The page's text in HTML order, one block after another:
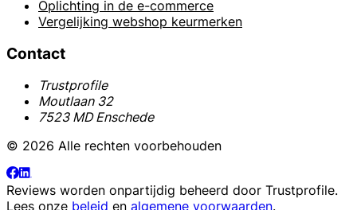
Oplichting in de e-commerce
Vergelijking webshop keurmerken
Contact
Trustprofile
Moutlaan 32
7523 MD Enschede
© 2026 Alle rechten voorbehouden
Reviews worden onpartijdig beheerd door Trustprofile.
Lees onze beleid en algemene voorwaarden.